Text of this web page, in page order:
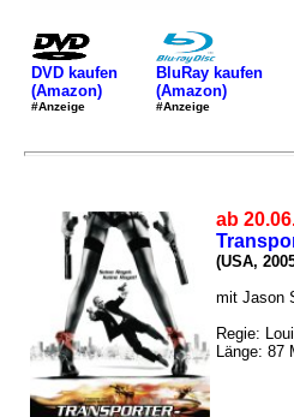
DVD kaufen
(Amazon)
#Anzeige
BluRay kaufen
(Amazon)
#Anzeige
ab
(USA,
mit Jason
Regie:
Länge: 87